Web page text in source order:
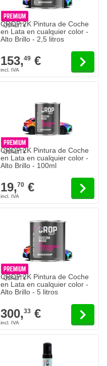
CROP 2K Pintura de Coche
en Lata en cualquier color -
Alto Brillo - 2,5 litros
153,49 €
CROP 2K Pintura de Coche
en Lata en cualquier color -
Alto Brillo - 100ml
19,70 €
CROP 2K Pintura de Coche
en Lata en cualquier color -
Alto Brillo - 5 litros
300,33 €